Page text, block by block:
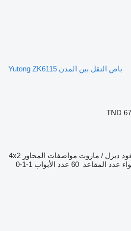
باص النقل بين المدن Yutong ZK6115
TND
ديزل / مازوت مواصفات المحاور 4x2
عدد المقاعد 60 عدد الأبواب 1-1-0